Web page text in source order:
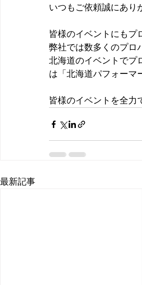
いつもご依頼誠にあり
皆様のイベントにもプ
弊社では数多くのプロ
北海道のイベントでプ
は「北海道パフォーマ
皆様のイベントを全力
最新記事